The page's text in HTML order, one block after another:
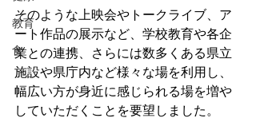
教育
食
そのような上映会やトークライブ、ア
ート作品の展示など、学校教育や各企
業との連携、さらには数多くある県立
施設や県庁内など様々な場を利用し、
幅広い方が身近に感じられる場を増や
していただくことを要望しました。